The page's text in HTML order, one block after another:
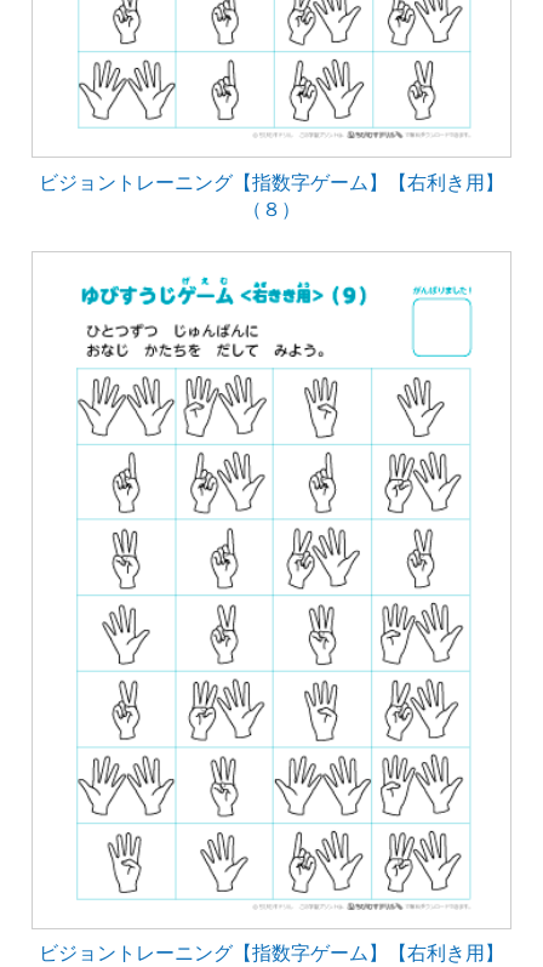
ビジョントレーニング【指数字ゲーム】【右利き用】
（８）
ビジョントレーニング【指数字ゲーム】【右利き用】